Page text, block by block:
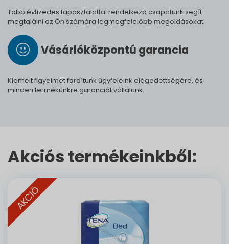
Több évtizedes tapasztalattal rendelkező csapatunk segít
megtalálni az Ön számára legmegfelelőbb megoldásokat.
Vásárló­köz­pontú ga­ran­cia
Kiemelt figyelmet fordítunk ügyfeleink elégedettségére, és
minden termékünkre garanciát vállalunk.
Akciós termékeinkből:
AKCIÓ